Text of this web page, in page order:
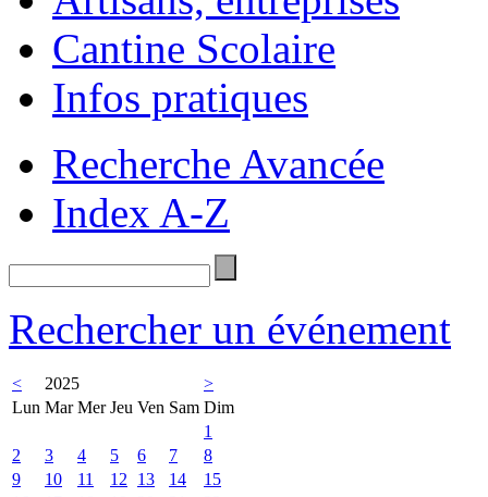
Cantine Scolaire
Infos pratiques
Recherche Avancée
Index A-Z
Rechercher un événement
< 2025
>
Lun Mar Mer Jeu Ven Sam Dim
1
2
3 4 5 6 7
8
9
10 11 12 13 14
15